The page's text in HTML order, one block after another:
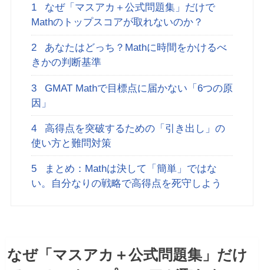
1
なぜ「マスアカ＋公式問題集」だけで
Mathのトップスコアが取れないのか？
2
あなたはどっち？Mathに時間をかけるべ
きかの判断基準
3
GMAT Mathで目標点に届かない「6つの原
因」
4
高得点を突破するための「引き出し」の
使い方と難問対策
5
まとめ：Mathは決して「簡単」ではな
い。自分なりの戦略で高得点を死守しよう
なぜ「マスアカ＋公式問題集」だけ